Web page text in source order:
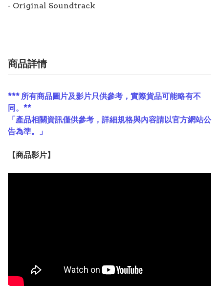
- Original Soundtrack
商品詳情
*** 所有商品圖片及影片只供參考，實際貨品可能略有不
同。**
「產品相關資訊僅供參考，詳細規格與內容請以官方網站公
告為準。」
【商品影片】